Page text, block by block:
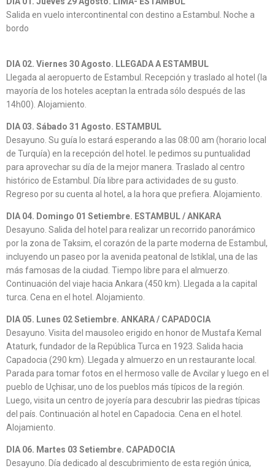
Salida en vuelo intercontinental con destino a Estambul. Noche a
bordo
DIA 02. Viernes 30 Agosto. LLEGADA A ESTAMBUL
Llegada al aeropuerto de Estambul. Recepción y traslado al hotel (la
mayoría de los hoteles aceptan la entrada sólo después de las
14h00). Alojamiento.
DIA 03. Sábado 31 Agosto. ESTAMBUL
Desayuno. Su guía lo estará esperando a las 08:00 am (horario local
de Turquía) en la recepción del hotel. le pedimos su puntualidad
para aprovechar su día de la mejor manera. Traslado al centro
histórico de Estambul. Día libre para actividades de su gusto.
Regreso por su cuenta al hotel, a la hora que prefiera. Alojamiento.
DIA 04. Domingo 01 Setiembre. ESTAMBUL / ANKARA
Desayuno. Salida del hotel para realizar un recorrido panorámico
por la zona de Taksim, el corazón de la parte moderna de Estambul,
incluyendo un paseo por la avenida peatonal de Istiklal, una de las
más famosas de la ciudad. Tiempo libre para el almuerzo.
Continuación del viaje hacia Ankara (450 km). Llegada a la capital
turca. Cena en el hotel. Alojamiento.
DIA 05. Lunes 02 Setiembre. ANKARA / CAPADOCIA
Desayuno. Visita del mausoleo erigido en honor de Mustafa Kemal
Ataturk, fundador de la República Turca en 1923. Salida hacia
Capadocia (290 km). Llegada y almuerzo en un restaurante local.
Parada para tomar fotos en el hermoso valle de Avcilar y luego en el
pueblo de Uçhisar, uno de los pueblos más típicos de la región.
Luego, visita un centro de joyería para descubrir las piedras típicas
del país. Continuación al hotel en Capadocia. Cena en el hotel.
Alojamiento.
DIA 06. Martes 03 Setiembre. CAPADOCIA
Desayuno. Día dedicado al descubrimiento de esta región única,